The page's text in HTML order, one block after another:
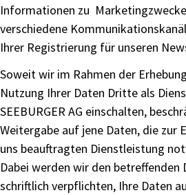
Informationen zu
verschiedene
Ihrer Registrierung für unseren
Soweit wir im Rahmen der
Nutzung Ihrer Daten Dritte als
SEEBURGER AG einschalten,
Weitergabe auf jene Daten, die zur
uns beauftragten Dienstleistung
Dabei werden wir den betreffenden
schriftlich verpflichten, Ihre Daten